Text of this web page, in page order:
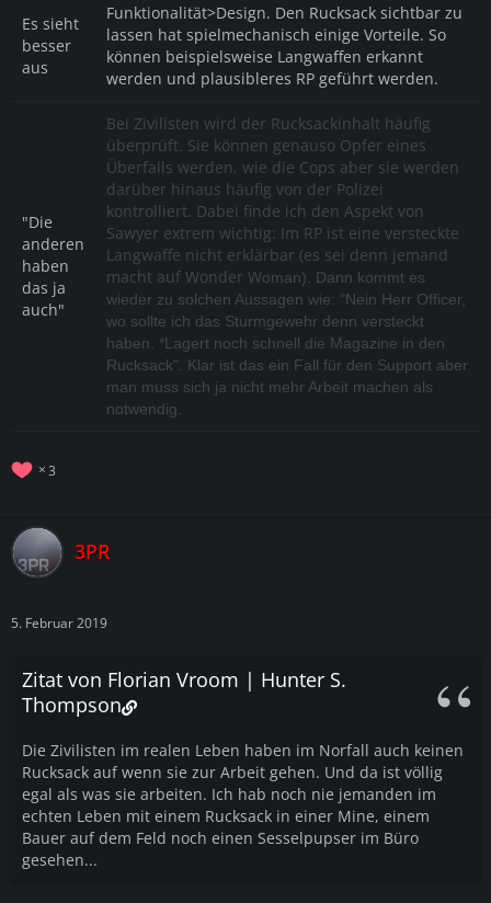
Es sieht
besser
aus
Funktionalität>Design. Den Rucksack sichtbar zu
lassen hat spielmechanisch einige Vorteile. So
können beispielsweise Langwaffen erkannt
werden und plausibleres RP geführt werden.
"Die
anderen
haben
das ja
auch"
Bei Zivilisten wird der Rucksackinhalt häufig
überprüft. Sie können genauso Opfer eines
Überfalls werden, wie die Cops aber sie werden
darüber hinaus häufig von der Polizei
kontrolliert. Dabei finde ich den Aspekt von
Sawyer extrem wichtig: Im RP ist eine versteckte
Langwaffe nicht erklärbar (es sei denn jemand
macht auf Wonder Woman). Dann kommt es
wieder zu solchen Aussagen wie: "Nein Herr Officer,
wo sollte ich das Sturmgewehr denn versteckt
haben. *Lagert noch schnell die Magazine in den
Rucksack". Klar ist das ein Fall für den Support aber
man muss sich ja nicht mehr Arbeit machen als
notwendig.
3
3PR
5. Februar 2019
Zitat von Florian Vroom | Hunter S.
Thompson
Die Zivilisten im realen Leben haben im Norfall auch keinen
Rucksack auf wenn sie zur Arbeit gehen. Und da ist völlig
egal als was sie arbeiten. Ich hab noch nie jemanden im
echten Leben mit einem Rucksack in einer Mine, einem
Bauer auf dem Feld noch einen Sesselpupser im Büro
gesehen...